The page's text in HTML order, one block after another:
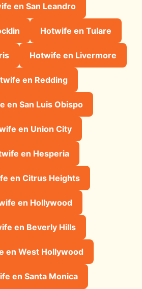
en San Leandro
Hotwife en Tulare
Hotwife en Livermore
en Redding
en San Luis Obispo
en Union City
en Hesperia
en Citrus Heights
en Hollywood
en Beverly Hills
en West Hollywood
en Santa Monica